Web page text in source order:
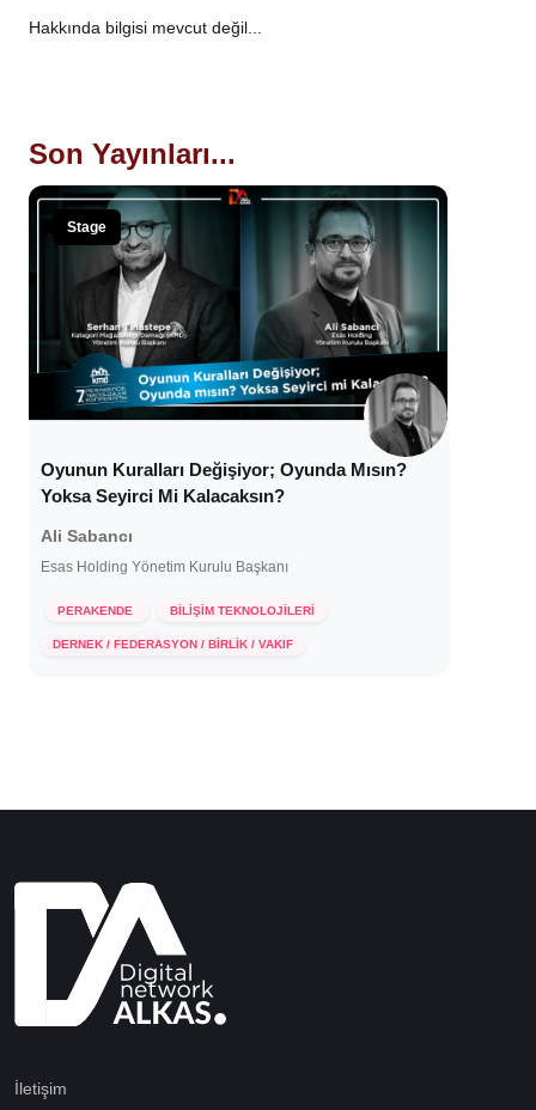
Hakkında bilgisi mevcut değil...
Son Yayınları...
Stage
Oyunun Kuralları Değişiyor; Oyunda Mısın?
Yoksa Seyirci Mi Kalacaksın?
Ali Sabancı
Esas Holding Yönetim Kurulu Başkanı
PERAKENDE BİLİŞİM TEKNOLOJİLERİ
DERNEK / FEDERASYON / BİRLİK / VAKIF
İletişim